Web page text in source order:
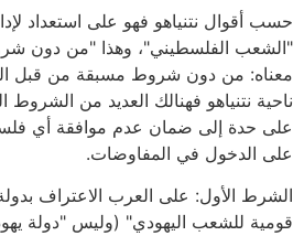
حسب أقوال نتنياهو فهو على استعداد
"الشعب الفلسطيني"، وهذا "من دون
معناه: من دون شروط مسبقة من قبل
ناحية نتنياهو فهنالك العديد من
على حدة إلى ضمان عدم موافقة أي
على الدخول في المفاوضات.
الشرط الأول: على العرب الاعتراف بدولة
قومية للشعب اليهودي" (وليس "دولة